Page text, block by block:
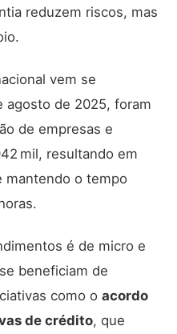
reduzem riscos, mas
vem se
agosto de 2025, foram
de empresas e
mil, resultando em
mantendo o tempo
é de micro e
beneficiam de
como o acordo
de crédito, que